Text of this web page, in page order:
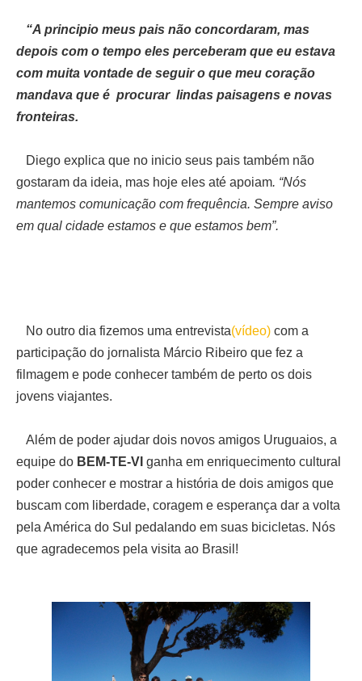
“A principio meus pais não concordaram, mas
depois com o tempo eles perceberam que eu estava
com muita vontade de seguir o que meu coração
mandava que é procurar lindas paisagens e novas
fronteiras.
Diego explica que no inicio seus pais também não
gostaram da ideia, mas hoje eles até apoiam. “Nós
mantemos comunicação com frequência. Sempre aviso
em qual cidade estamos e que estamos bem”.
No outro dia fizemos uma entrevista(vídeo) com a
participação do jornalista Márcio Ribeiro que fez a
filmagem e pode conhecer também de perto os dois
jovens viajantes.
Além de poder ajudar dois novos amigos Uruguaios, a
equipe do BEM-TE-VI ganha em enriquecimento cultural
poder conhecer e mostrar a história de dois amigos que
buscam com liberdade, coragem e esperança dar a volta
pela América do Sul pedalando em suas bicicletas. Nós
que agradecemos pela visita ao Brasil!